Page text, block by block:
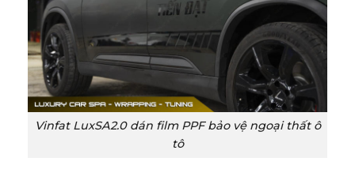
Vinfat LuxSA2.0 dán film PPF bảo vệ ngoại thất ô
tô